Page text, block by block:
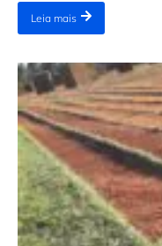
Leia mais